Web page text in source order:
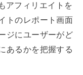
アフィリエイトを
トのレポート画面
ジにユーザーがど
あるかを把握する